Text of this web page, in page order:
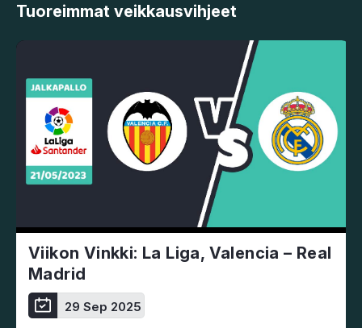
Tuoreimmat veikkausvihjeet
Viikon Vinkki: La Liga, Valencia – Real
Madrid
29 Sep 2025